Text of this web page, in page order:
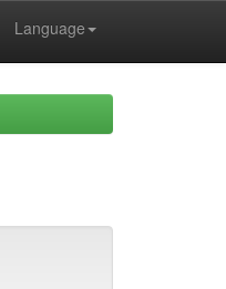
Language